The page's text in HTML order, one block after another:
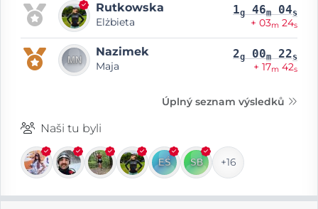
Rutkowska
Elżbieta
1g 46m 04s
+ 03m 24s
Nazimek
Maja
2g 00m 22s
+ 17m 42s
Úplný seznam výsledků
Naši tu byli
+16